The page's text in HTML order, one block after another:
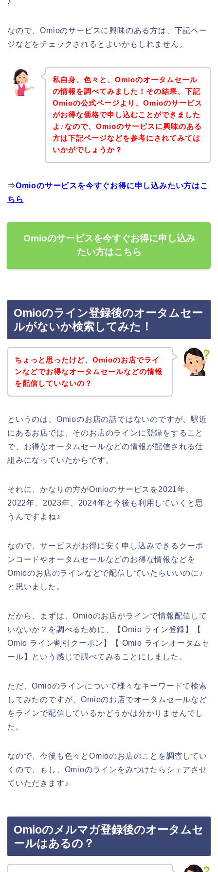
なので、Omioのサービスに興味のある方は、下記ペー
ジなどをチェックされるとよいかもしれません。
私自身、色々と、Omioのオータムセール
の情報を調べてみました！その結果、下記
Omioの公式ページより、Omioのサービス
がお得な価格で申し込むことができました
よ♪なので、Omioのサービスに興味のある
方は下記ページなどを参考にされてみては
いかがでしょうか？
⇒Omioのサービスを今すぐお得に申し込みたい方はこ
ちら
Omioのサービスを今すぐお得に申し込み
たい方はこちら
Omioのライン登録後のオータムセー
ルがないか検索してみた！
ちょっと思ったけど、Omioのお店でライ
ンなどでお得なオータムセールなどの情報
を配信していないの？
というのは、Omioのお店の話ではないのですが、駅近
にあるお店では、そのお店のラインに登録をすること
で、お得なオータムセールなどの情報が配信される仕
組みになっていたからです。
それに、かなりの方がOmioのサービスを2021年、
2022年、2023年、2024年と今後も利用していくと思
うんですよね♪
なので、サービスがお得に安く申し込みできるクーポ
ンコードやオータムセールなどのお得な情報などを
Omioのお店のラインなどで配信していたらいいのに♪
と思いました。
だから、まずは、Omioのお店がラインで情報配信して
いないか？を調べるために、【Omio ライン登録】【
Omio ライン割引クーポン】【 Omio ラインオータムセ
ール】という感じで調べてみることにしました。
ただ、Omioのラインについて様々なキーワードで検索
してみたのですが、Omioのお店でオータムセールなど
をラインで配信しているかどうかは分かりませんでし
た。
なので、今後も色々とOmioのお店のことを調査してい
くので、もし、Omioのラインをみつけたらシェアさせ
ていただきます♪
Omioのメルマガ登録後のオータムセ
ールはあるの？